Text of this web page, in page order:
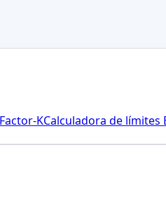
KCalculadora de límites